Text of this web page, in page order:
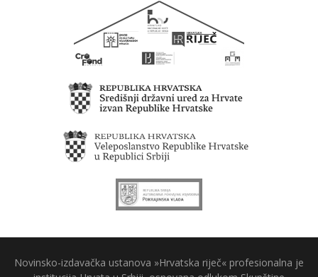
Novinsko-izdavačka ustanova »Hrvatska riječ« profesionalna je